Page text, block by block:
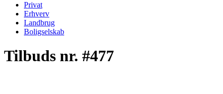
Privat
Erhverv
Landbrug
Boligselskab
Tilbuds nr. #477